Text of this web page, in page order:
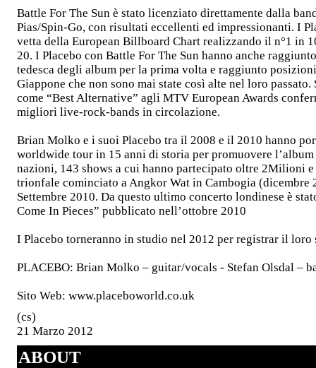
Battle For The Sun è stato licenziato direttamente dalla
Pias/Spin-Go, con risultati eccellenti ed impressionanti. I
vetta della European Billboard Chart realizzando il n°1 in
20. I Placebo con Battle For The Sun hanno anche
tedesca degli album per la prima volta e raggiunto
Giappone che non sono mai state così alte nel loro
come “Best Alternative” agli MTV European Awards
migliori live-rock-bands in circolazione.
Brian Molko e i suoi Placebo tra il 2008 e il 2010 hanno
worldwide tour in 15 anni di storia per promuovere l’album
nazioni, 143 shows a cui hanno partecipato oltre 2Milioni
trionfale cominciato a Angkor Wat in Cambogia (dicembre
Settembre 2010. Da questo ultimo concerto londinese è
Come In Pieces” pubblicato nell’ottobre 2010
I Placebo torneranno in studio nel 2012 per registrar il loro
PLACEBO: Brian Molko – guitar/vocals - Stefan Olsdal –
Sito Web: www.placeboworld.co.uk
(cs)
21 Marzo 2012
ABOUT